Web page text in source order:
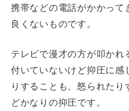
携帯などの電話がかかっ
良くないものです。
テレビで漫才の方が叩か
付いていないけど抑圧に感
りすることも、怒られた
どかなりの抑圧です。